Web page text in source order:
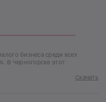
бизнеса среди всех
В Черногорске этот
Скачать